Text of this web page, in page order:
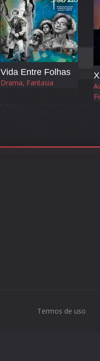
Vida Entre Folhas
Drama, Fantasia
Termos de uso